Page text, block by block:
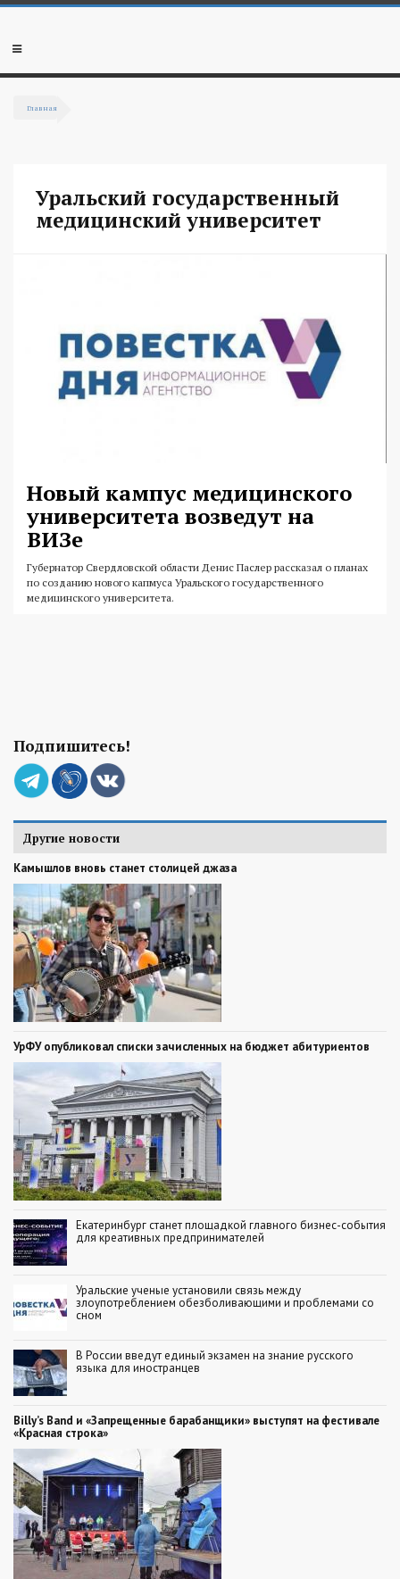
Перейти к основному содержанию
Мобильное
Главная
Уральский государственный
медицинский университет
Новый кампус медицинского
университета возведут на
ВИЗе
Губернатор Свердловской области Денис Паслер рассказал о планах
по созданию нового капмуса Уральского государственного
медицинского университета.
Подпишитесь!
Другие новости
Камышлов вновь станет столицей джаза
УрФУ опубликовал списки зачисленных на бюджет абитуриентов
Екатеринбург станет площадкой главного бизнес-события
для креативных предпринимателей
Уральские ученые установили связь между
злоупотреблением обезболивающими и проблемами со
сном
В России введут единый экзамен на знание русского
языка для иностранцев
Billy’s Band и «Запрещенные барабанщики» выступят на фестивале
«Красная строка»